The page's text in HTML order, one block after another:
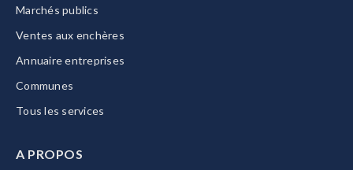
Marchés publics
Ventes aux enchères
Annuaire entreprises
Communes
Tous les services
A PROPOS